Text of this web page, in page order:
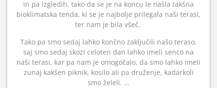
in pa izgledih, tako da se je na koncu le našla takšna
bioklimatska tenda, ki se je najbolje prilegala naši terasi,
ter nam je bila všeč.
Tako pa smo sedaj lahko končno zaključili našo teraso,
saj smo sedaj skozi celoten dan lahko imeli senco na
naši terasi, kar pa nam je omogočalo, da smo lahko imeli
zunaj kakšen piknik, kosilo ali pa druženje, kadarkoli
smo želeli. …